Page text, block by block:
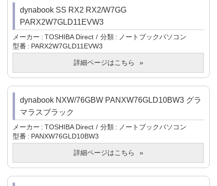
dynabook SS RX2 RX2/W7GG
PARX2W7GLD11EVW3
メーカー TOSHIBA Direct 分類
ノートブックパソコン
型番
PARX2W7GLD11EVW3
詳細ページはこちら
dynabook NXW/76GBW PANXW76GLD10BW3 グラ
マラスブラック
メーカー TOSHIBA Direct 分類
ノートブックパソコン
型番
PANXW76GLD10BW3
詳細ページはこちら